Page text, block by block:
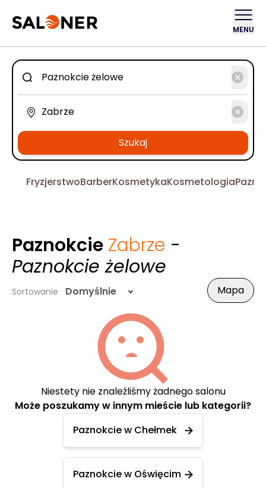
MENU
Szukaj
FryzjerstwoBarberKosmetykaKosmetologia
Paznokcie Zabrze -
Paznokcie żelowe
Sortowanie Domyślnie Mapa
Niestety nie znaleźliśmy żadnego salonu
Może poszukamy w innym mieście lub kategorii?
Paznokcie w Chełmek
Paznokcie w Oświęcim